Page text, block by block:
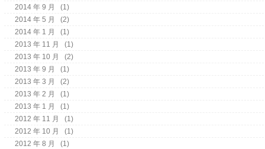
2014 年 9 月
(1)
2014 年 5 月
(2)
2014 年 1 月
(1)
2013 年 11 月
(1)
2013 年 10 月
(2)
2013 年 9 月
(1)
2013 年 3 月
(2)
2013 年 2 月
(1)
2013 年 1 月
(1)
2012 年 11 月
(1)
2012 年 10 月
(1)
2012 年 8 月
(1)